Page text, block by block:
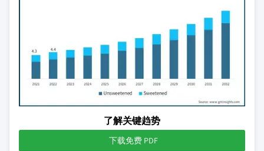
了解关键趋势
下载免费 PDF